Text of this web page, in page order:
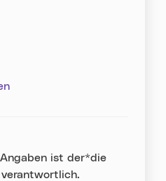
ist der*die